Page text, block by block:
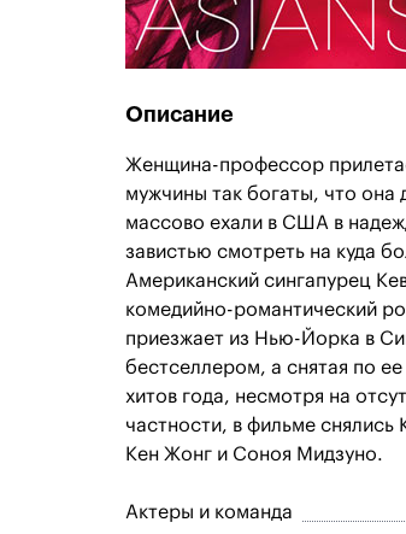
Описание
Женщина-профессор
мужчины так богаты, что она
массово ехали в США в
завистью смотреть на куда
Американский сингапурец
комедийно-романтический
приезжает из Нью-Йорка в
бестселлером, а снятая по
хитов года, несмотря на
частности, в фильме
Кен Жонг и Соноя Мидзуно.
Актеры и команда